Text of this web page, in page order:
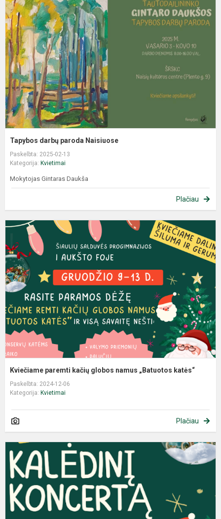
Tapybos darbų paroda Naisiuose
Paskelbta: 2025-02-13
Kategorija: Kvietimai
Mokytojas Gintaras Daukša
Plačiau
Kviečiame paremti kačių globos namus „Batuotos katės“
Paskelbta: 2024-12-06
Kategorija: Kvietimai
Plačiau